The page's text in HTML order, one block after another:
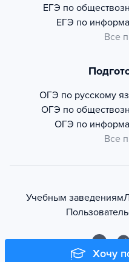
Хочу
ЕГЭ по
ЕГЭ по
Все
ОГЭ по русскому
ОГЭ по
ОГЭ по
Все
Учебным заведениям